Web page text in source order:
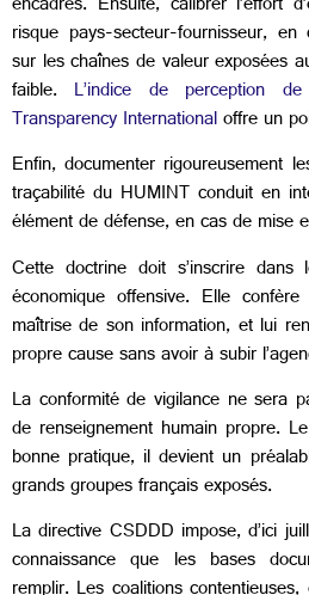
risque pays-secteur-fournisseur,
sur les chaînes de valeur exposées
faible. L’indice de perception
Transparency Internationaloffre un
Enfin, documenter rigoureusement
traçabilité du HUMINT conduit en
élément de défense, en cas de mise
Cette doctrine doit s’inscrire dans
économique offensive. Elle
maîtrise de son information, et lui
propre cause sans avoir à subir
La conformité de vigilance ne sera
de renseignement humain propre.
bonne pratique, il devient un
grands groupes français exposés.
La directive CSDDD impose, d’ici
connaissance que les bases